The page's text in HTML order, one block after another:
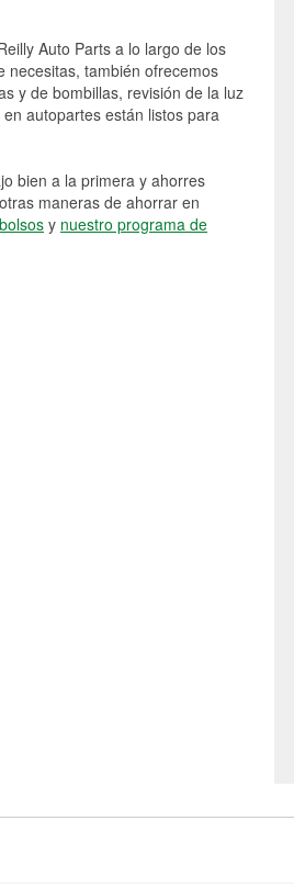
Auto Parts a lo largo de los
necesitas, también ofrecemos
y de bombillas, revisión de la luz
autopartes están listos para
bien a la primera y ahorres
maneras de ahorrar en
y nuestro programa de